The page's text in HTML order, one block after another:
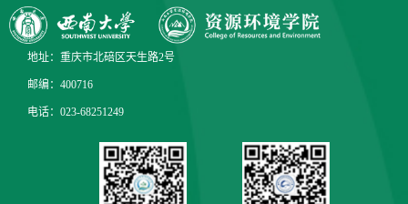
地址：重庆市北碚区天生路2号
邮编：400716
电话：023-68251249